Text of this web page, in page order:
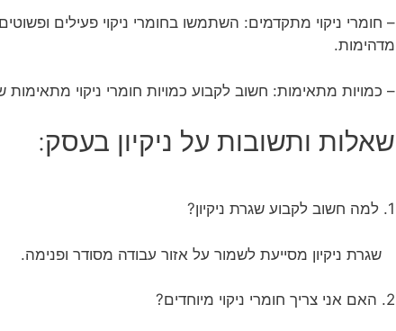
– חומרי ניקוי מתקדמים: השתמשו בחומרי ניקוי פעילים
מדהימות.
– כמויות מתאימות: חשוב לקבוע כמויות חומרי ניקוי מתאימות
שאלות ותשובות על ניקיון בעסק:
1. למה חשוב לקבוע שגרת ניקיון?
שגרת ניקיון מסייעת לשמור על אזור עבודה מסודר ופנימה.
2. האם אני צריך חומרי ניקוי מיוחדים?